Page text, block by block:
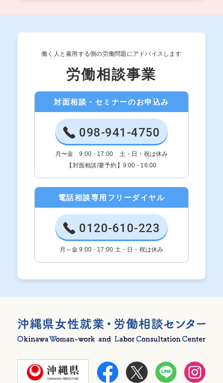
働く人と雇用する側の労働問題にアドバイスします
労働相談事業
対面相談・セミナーのお申込み
098-941-4750
月〜金 9:00 - 17:00 土・日・祝は休み
【対面相談/要予約】9:00 - 16:00
電話相談専用フリーダイヤル
0120-610-223
月～金 9:00 - 17:00 土・日・祝は休み